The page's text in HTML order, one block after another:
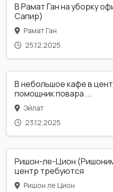
В Рамат Ган на уборку
Сапир)
Рамат Ган
25.12.2025
В небольшое кафе в
помощник повара ...
Эйлат
23.12.2025
Ришон-ле-Цион
центр требуются
Ришон ле Цион